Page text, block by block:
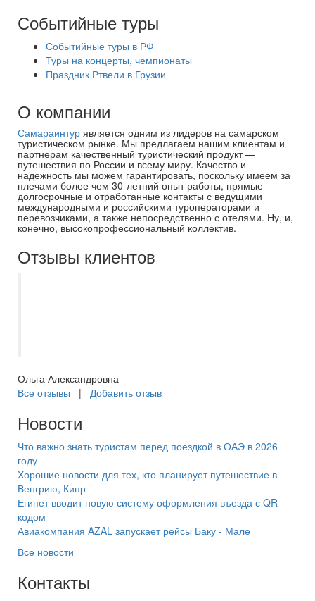
Событийные туры
Событийные туры в РФ
Туры на концерты, чемпионаты
Праздник Ртвели в Грузии
О компании
Самараинтур является одним из лидеров на самарском
туристическом рынке. Мы предлагаем нашим клиентам и
партнерам качественный туристический продукт —
путешествия по России и всему миру. Качество и
надежность мы можем гарантировать, поскольку имеем за
плечами более чем 30-летний опыт работы, прямые
долгосрочные и отработанные контакты с ведущими
международными и российскими туроператорами и
перевозчиками, а также непосредственно с отелями. Ну, и,
конечно, высокопрофессиональный коллектив.
Отзывы клиентов
Ольга Александровна
Все отзывы | Добавить отзыв
Новости
Что важно знать туристам перед поездкой в ОАЭ в 2026
году
Хорошие новости для тех, кто планирует путешествие в
Венгрию, Кипр
Египет вводит новую систему оформления въезда с QR-
кодом
Авиакомпания AZAL запускает рейсы Баку - Мале
Все новости
Контакты